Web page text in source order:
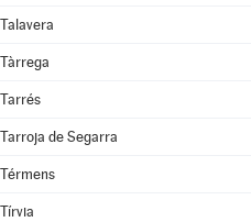
Talavera
Tàrrega
Tarrés
Tarroja de Segarra
Térmens
Tírvia